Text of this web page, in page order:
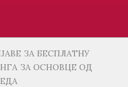
ЗА БЕСПЛАТНУ
ЗА ОСНОВЦЕ ОД